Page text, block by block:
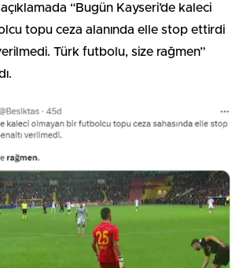
“Bugün Kayseri’de kaleci
topu ceza alanında elle stop ettirdi
Türk futbolu, size rağmen”